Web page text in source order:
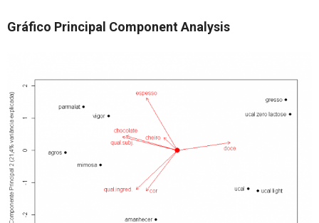
Gráfico Principal Component Analysis